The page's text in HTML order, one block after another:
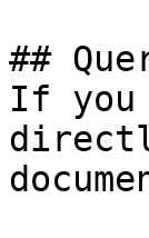
##
If you